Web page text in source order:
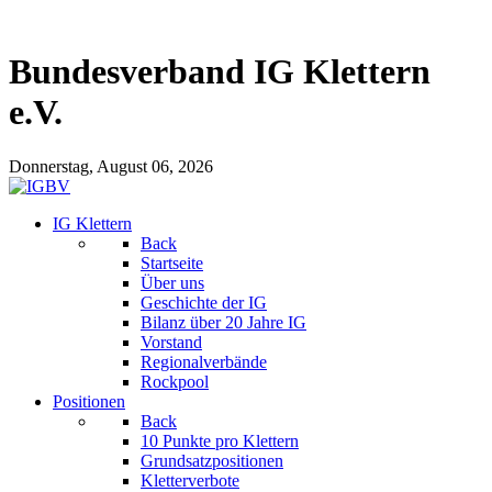
Bundesverband IG Klettern
e.V.
Donnerstag, August 06, 2026
IG Klettern
Back
Startseite
Über uns
Geschichte der IG
Bilanz über 20 Jahre IG
Vorstand
Regionalverbände
Rockpool
Positionen
Back
10 Punkte pro Klettern
Grundsatzpositionen
Kletterverbote